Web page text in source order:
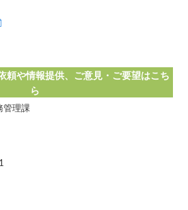
頼や情報提供、ご意見・ご要望はこち
ら
管理課